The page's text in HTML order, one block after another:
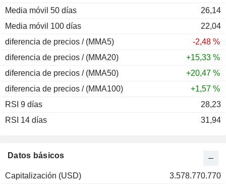
Datos básicos
Capitalización (USD)
3.578.770.770
Media móvil 50 días
26,14
Media móvil 100 días
22,04
diferencia de precios / (MMA5)
-2,48 %
diferencia de precios / (MMA20)
+15,33 %
diferencia de precios / (MMA50)
+20,47 %
diferencia de precios / (MMA100)
+1,57 %
RSI 9 días
28,23
RSI 14 días
31,94